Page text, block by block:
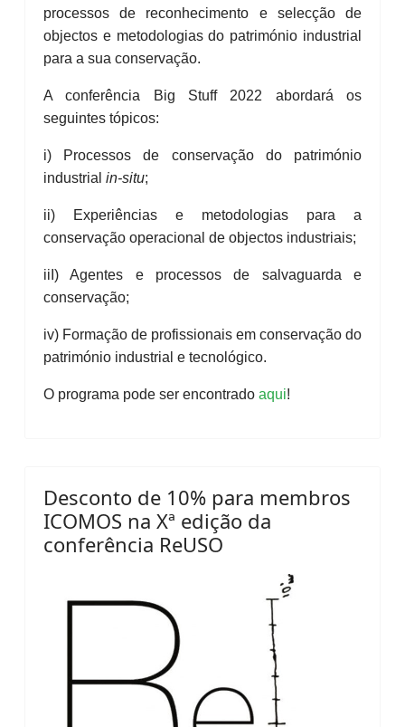
processos de reconhecimento e selecção de
objectos e metodologias do património industrial
para a sua conservação.
A conferência Big Stuff 2022 abordará os
seguintes tópicos:
i) Processos de conservação do património
industrial in-situ;
ii) Experiências e metodologias para a
conservação operacional de objectos industriais;
iiI) Agentes e processos de salvaguarda e
conservação;
iv) Formação de profissionais em conservação do
património industrial e tecnológico.
O programa pode ser encontrado aqui!
Desconto de 10% para membros
ICOMOS na Xª edição da
conferência ReUSO